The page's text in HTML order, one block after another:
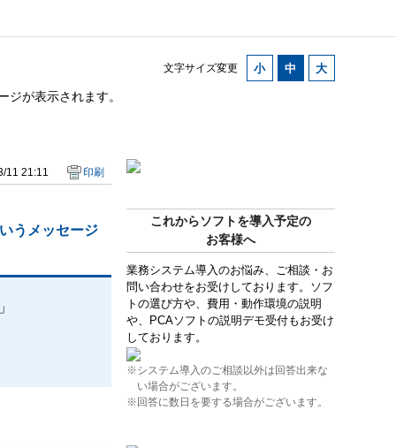
文字サイズ変更
が表示されます。
これからソフトを導入予定の
お客様へ
業務システム導入のお悩み、ご相談・お
問い合わせをお受けしております。ソフ
トの選び方や、費用・動作環境の説明
や、PCAソフトの説明デモ受付もお受け
しております。
※システム導入のご相談以外は回答出来な
い場合がございます。
※回答に数日を要する場合がございます。
11 21:11 印刷
うメッセージ